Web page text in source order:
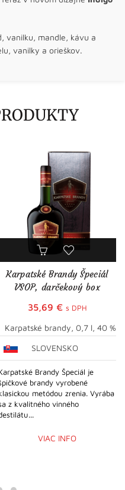
vanilku, mandle, kávu a
vanilky a orieškov.
Karpatské Brandy Špeciál
VSOP, darčekový box
35,69 € s DPH
Karpatské brandy, 0,7 l, 40 %
SLOVENSKO
Brandy Špeciál je
brandy vyrobené
metódou zrenia. Vyrába
z kvalitného vinného
VIAC INFO